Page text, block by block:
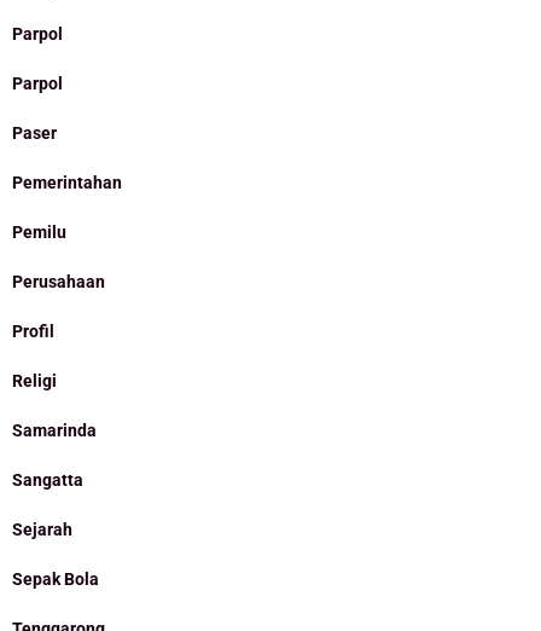
Parpol
Parpol
Paser
Pemerintahan
Pemilu
Perusahaan
Profil
Religi
Samarinda
Sangatta
Sejarah
Sepak Bola